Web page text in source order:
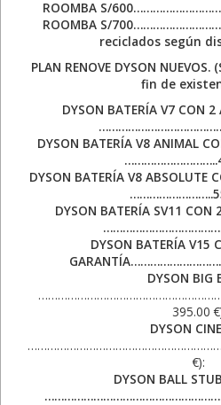
ROOMBA S/
ROOMBA S/
reciclados según
PLAN RENOVE DYSON
fin de
DYSON BATERÍA V7 CON
DYSON BATERÍA V8 ANIMAL
DYSON BATERÍA V8 ABSOLUTE
DYSON BATERÍA SV11 CON
DYSON BATERÍA V15
DYSON BIG
395.00
DYSON
€):
DYSON BALL